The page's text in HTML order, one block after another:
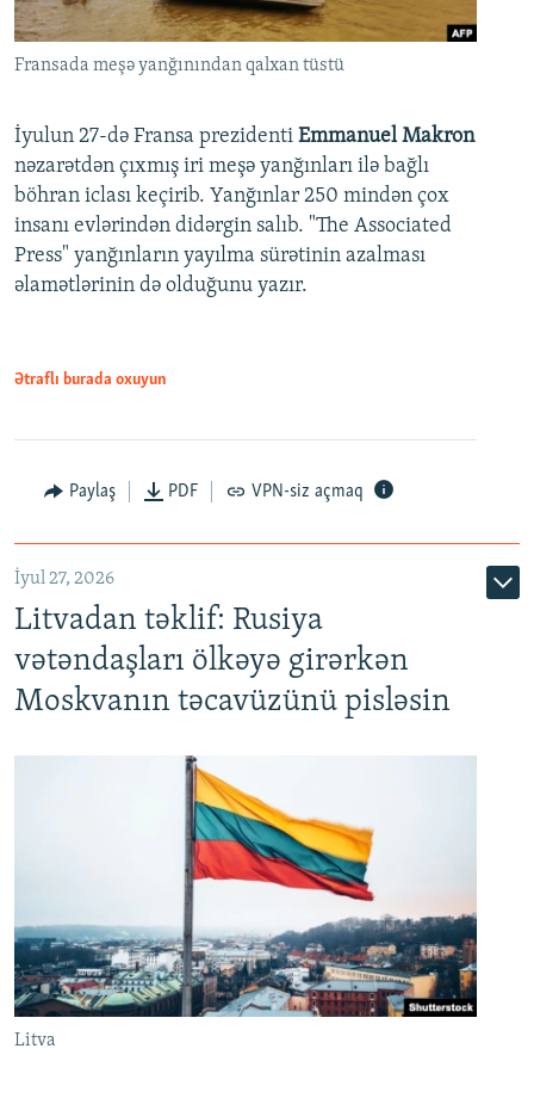
Fransada meşə yanğınından qalxan tüstü
İyulun 27-də Fransa prezidenti Emmanuel Makron
nəzarətdən çıxmış iri meşə yanğınları ilə bağlı
böhran iclası keçirib. Yanğınlar 250 mindən çox
insanı evlərindən didərgin salıb. "The Associated
Press" yanğınların yayılma sürətinin azalması
əlamətlərinin də olduğunu yazır.
Ətraflı burada oxuyun
Paylaş PDF VPN-siz açmaq
İyul 27, 2026
Litvadan təklif: Rusiya
vətəndaşları ölkəyə girərkən
Moskvanın təcavüzünü pisləsin
Litva